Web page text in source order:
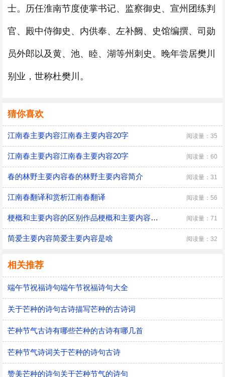
士。历任淮南节度使掌书记、监察御史、宣州团练判
官、殿中侍御史、内供奉、左补阙、史馆编撰、司勋
员外郎以及黄、池、睦、湖等州刺史。晚年尝居樊川
别业，世称杜樊川。
猜你喜欢
江南春主要内容江南春主要内容20字 阅读量：35
江南春主要内容江南春主要内容20字 阅读量：60
春的林野主要内容春的林野主要内容简介 阅读量：31
江南春翻译和赏析江南春翻译 阅读量：56
梗概和主要内容的区别作品梗概和主要内容的区别 阅读量：71
简爱主要内容简爱主要内容是啥 阅读量：32
相关推荐
端午节祝福诗句端午节祝福诗句大全
关于芒种的诗句古诗描写芒种的古诗词
芒种节气古诗有哪些芒种的古诗有哪几首
芒种节气诗词关于芒种的诗句古诗
赞美芒种的诗句关于芒种节气的诗句